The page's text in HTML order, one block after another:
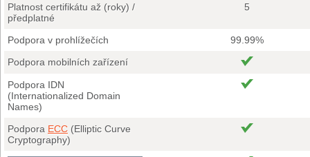
Platnost certifikátu až (roky) /
předplatné
5
Podpora v prohlížečích
99.99%
Podpora mobilních zařízení
Podpora IDN
(Internationalized Domain
Names)
Podpora ECC (Elliptic Curve
Cryptography)